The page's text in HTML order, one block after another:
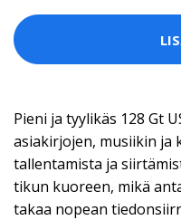
Pieni ja tyylikäs 128 Gt
asiakirjojen, musiikin ja
tallentamista ja
tikun kuoreen, mikä
takaa nopean